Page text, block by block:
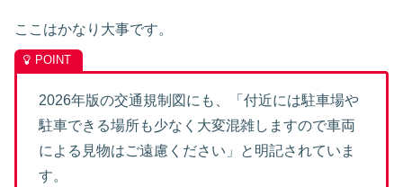
ここはかなり大事です。
2026年版の交通規制図にも、「付近には駐車場や
駐車できる場所も少なく大変混雑しますので車両
による見物はご遠慮ください」と明記されていま
す。